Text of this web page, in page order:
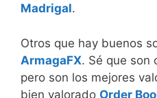
Madrigal.
Otros que hay buenos
ArmagaFX. Sé que son
pero son los mejores
bien valorado Order